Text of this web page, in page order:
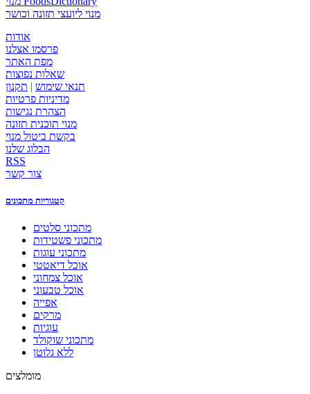
מנוי ליועצי תזונה וכושר
אודות
פרסמו אצלנו
מפת האתר
שאלות נפוצות
תנאי שימוש | תקנון
מדיניות פרטיות
הצהרת נגישות
מנוי תוכנית תזונה
בקשת ביטול מנוי
הבלוג שלנו
RSS
צור קשר
קטגוריות מתכונים
מתכוני סלטים
מתכוני פשטידות
מתכוני עוגות
אוכל דיאטטי
אוכל צמחוני
אוכל טבעוני
אפייה
מרקים
עוגיות
מתכוני שוקולד
ללא גלוטן
מומלצים